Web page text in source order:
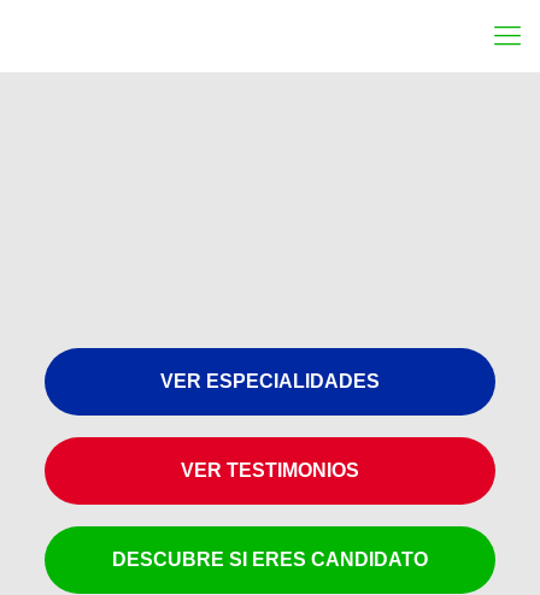
VER ESPECIALIDADES
VER TESTIMONIOS
DESCUBRE SI ERES CANDIDATO